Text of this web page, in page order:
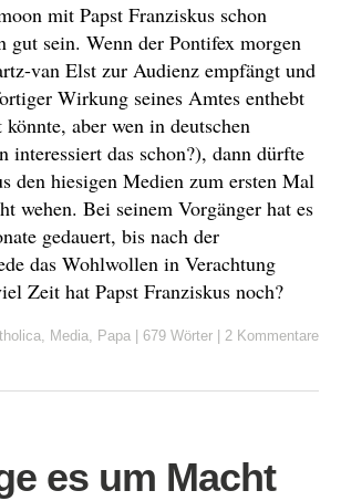
mit Papst Franziskus schon
gut sein. Wenn der Pontifex morgen
van Elst zur Audienz empfängt und
Wirkung seines Amtes enthebt
aber wen in deutschen
interessiert das schon?), dann dürfte
den hiesigen Medien zum ersten Mal
wehen. Bei seinem Vorgänger hat es
gedauert, bis nach der
das Wohlwollen in Verachtung
Zeit hat Papst Franziskus noch?
, Media, Papa 679 Wörter 2 Kommentare
es um Macht